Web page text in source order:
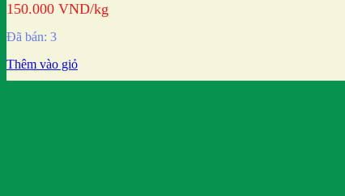
150.000 VND/kg
Đã bán: 3
Thêm vào giỏ